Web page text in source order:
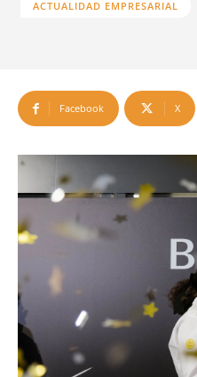
ACTUALIDAD EMPRESARIAL
Facebook X